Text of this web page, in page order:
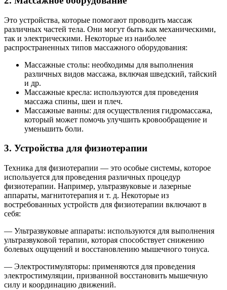
Это устройства, которые помогают проводить массаж
различных частей тела. Они могут быть как механическими,
так и электрическими. Некоторые из наиболее
распространенных типов массажного оборудования:
Массажные столы: необходимы для выполнения
различных видов массажа, включая шведский, тайский
и др.
Массажные кресла: используются для проведения
массажа спины, шеи и плеч.
Массажные ванны: для осуществления гидромассажа,
который может помочь улучшить кровообращение и
уменьшить боли.
3. Устройства для физиотерапии
Техника для физиотерапии — это особые системы, которое
используется для проведения различных процедур
физиотерапии. Например, ультразвуковые и лазерные
аппараты, магнитотерапия и т. д. Некоторые из
востребованных устройств для физиотерапии включают в
себя:
— Ультразвуковые аппараты: используются для выполнения
ультразвуковой терапии, которая способствует снижению
болевых ощущений и восстановлению мышечного тонуса.
— Электростимуляторы: применяются для проведения
электростимуляции, призванной восстановить мышечную
силу и координацию движений.